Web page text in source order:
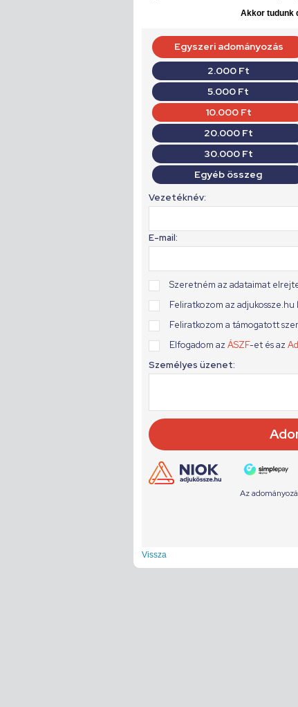
Akkor tudunk
Vissza